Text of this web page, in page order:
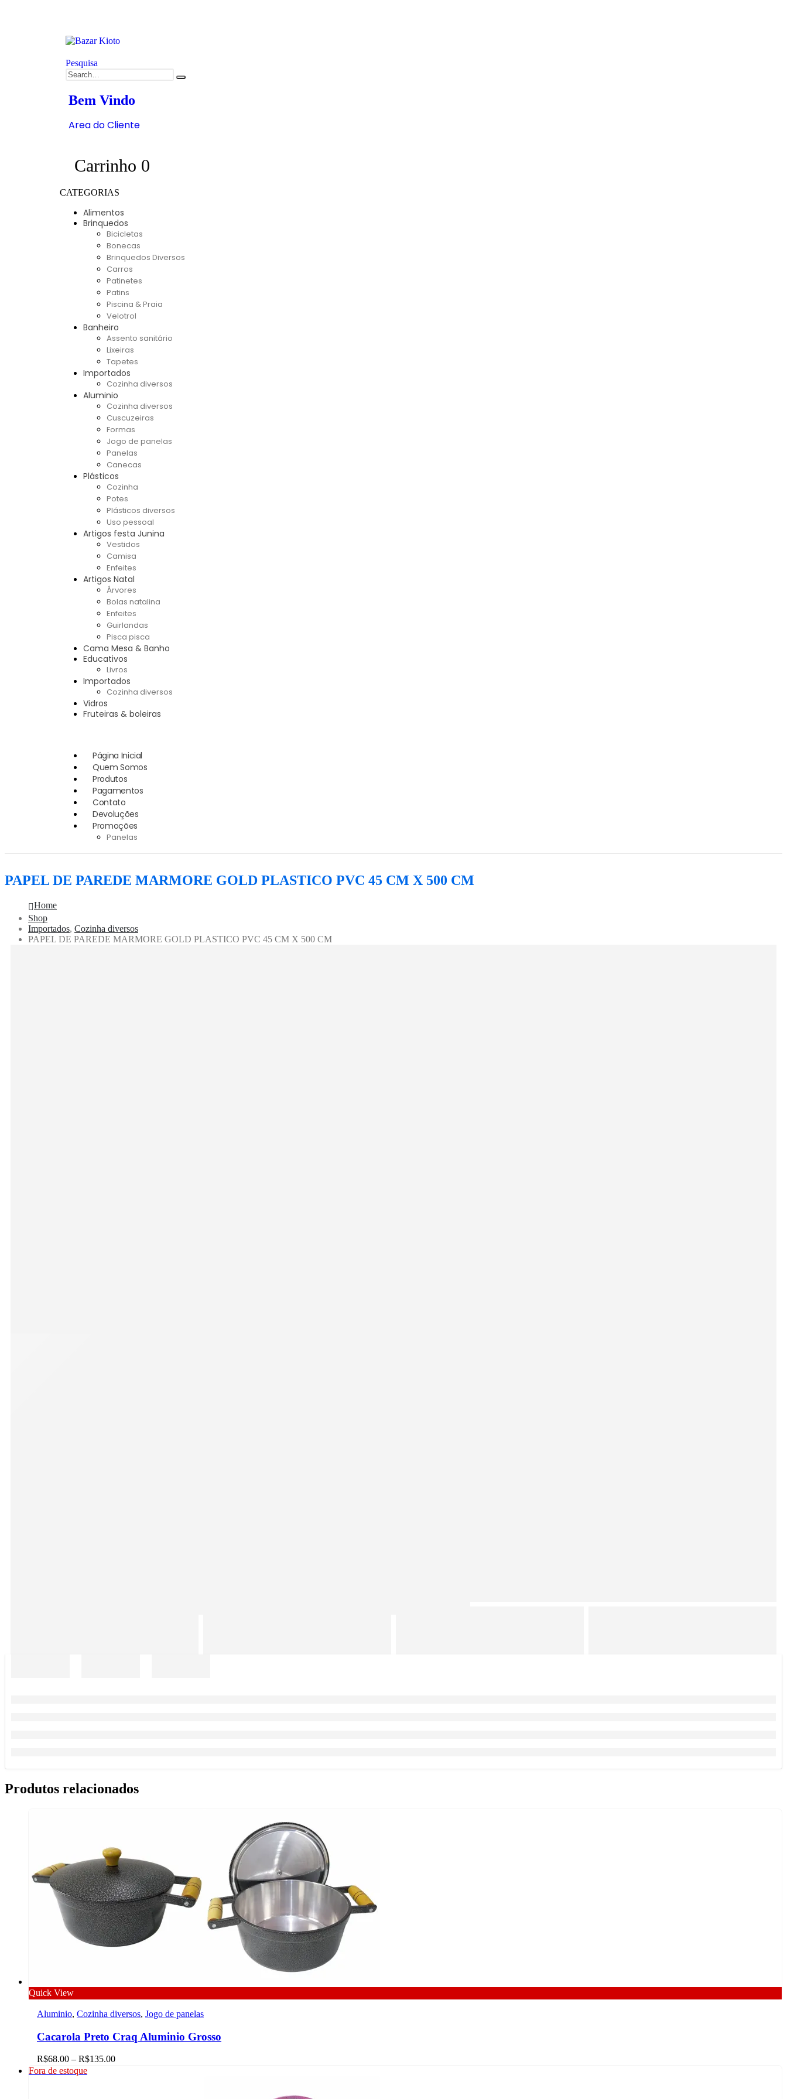
Pesquisa
Bem Vindo
Area do Cliente
Carrinho 0
CATEGORIAS
Alimentos
Brinquedos
Bicicletas
Bonecas
Brinquedos Diversos
Carros
Patinetes
Patins
Piscina & Praia
Velotrol
Banheiro
Assento sanitário
Lixeiras
Tapetes
Importados
Cozinha diversos
Aluminio
Cozinha diversos
Cuscuzeiras
Formas
Jogo de panelas
Panelas
Canecas
Plásticos
Cozinha
Potes
Plásticos diversos
Uso pessoal
Artigos festa Junina
Vestidos
Camisa
Enfeites
Artigos Natal
Árvores
Bolas natalina
Enfeites
Guirlandas
Pisca pisca
Cama Mesa & Banho
Educativos
Livros
Importados
Cozinha diversos
Vidros
Fruteiras & boleiras
Página Inicial
Quem Somos
Produtos
Pagamentos
Contato
Devoluções
Promoções
Panelas
PAPEL DE PAREDE MARMORE GOLD PLASTICO PVC 45 CM X 500 CM
Home
Shop
Importados, Cozinha diversos
PAPEL DE PAREDE MARMORE GOLD PLASTICO PVC 45 CM X 500 CM
Produtos relacionados
Quick View
Aluminio, Cozinha diversos, Jogo de panelas
Cacarola Preto Craq Aluminio Grosso
R$68.00 – R$135.00
Fora de estoque